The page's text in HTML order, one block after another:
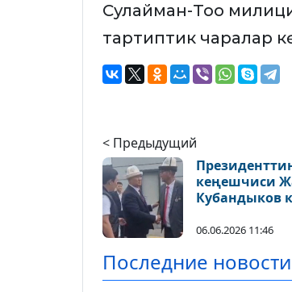
Сулайман-Тоо милиция
тартиптик чаралар
< Предыдущий
кеңешчиси
Кубандыков
06.06.2026 11:46
Последние новости